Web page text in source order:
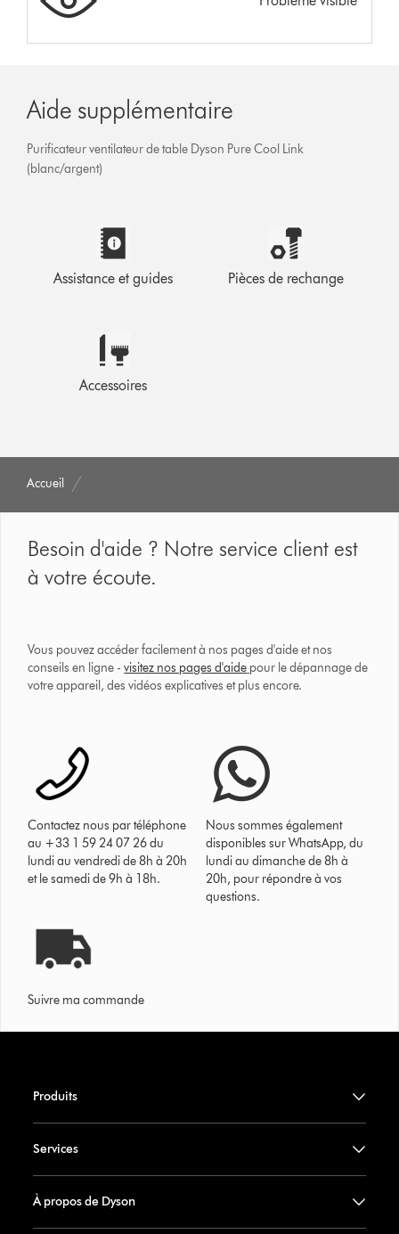
Aide supplémentaire
Purificateur ventilateur de table Dyson Pure Cool Link
(blanc/argent)
Assistance et guides Pièces de rechange
Accessoires
Accueil
Besoin d'aide ? Notre service client est
à votre écoute.
Vous pouvez accéder facilement à nos pages d'aide et nos
conseils en ligne -visitez nos pages d'aide pour le dépannage de
votre appareil, des vidéos explicatives et plus encore.
Contactez nous par téléphone
au +33 1 59 24 07 26 du
lundi au vendredi de 8h à 20h
et le samedi de 9h à 18h.
Nous sommes également
disponibles sur WhatsApp, du
lundi au dimanche de 8h à
20h, pour répondre à vos
questions.
Suivre ma commande
Produits
Services
À propos de Dyson